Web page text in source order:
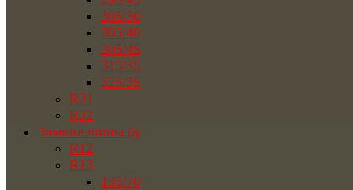
305/30
305/40
305/45
315/35
325/35
R21
R22
Зимние шины бу
R12
R13
135/70